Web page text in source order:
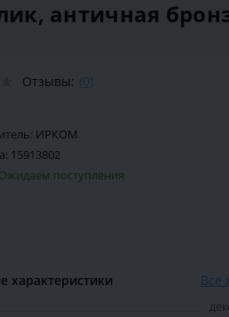
античная
Отзывы: (0)
ИРКОМ
15913802
Ожидаем поступления
характеристики Все